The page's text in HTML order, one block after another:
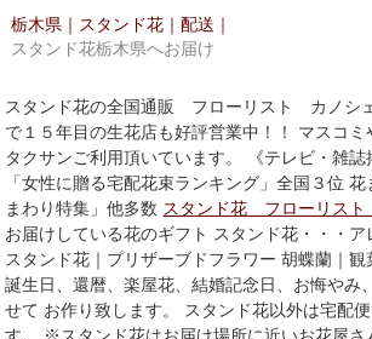
ド
ウ
で
ま
す)
さ
い
(新
ウ
ィ
ン
ド
ウ
で
開
き
ま
す)
栃木県｜スタンド花｜配送｜
スタンド花栃木県へお届け
スタンド花の全国通販 フローリスト カノシ
で１５年目の生花店も好評営業中！！ マスコミ
タクサンご利用頂いています。 《テレビ・雑誌
「女性に贈る宅配花束ランキング」全国３位
まわり特集」他多数 スタンド花 フローリス
お届けしている花のギフト スタンド花・・・ア
スタンド花｜プリザーブドフラワー 胡蝶蘭｜
誕生日、還暦、楽屋花、結婚記念日、お悔やみ
せて お作り致します。 スタンド花以外は宅配